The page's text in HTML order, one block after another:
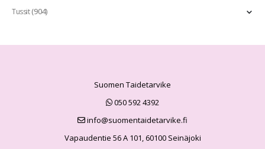
Tussit(904)
Suomen Taidetarvike
050 592 4392
info@suomentaidetarvike.fi
Vapaudentie 56 A 101, 60100 Seinäjoki